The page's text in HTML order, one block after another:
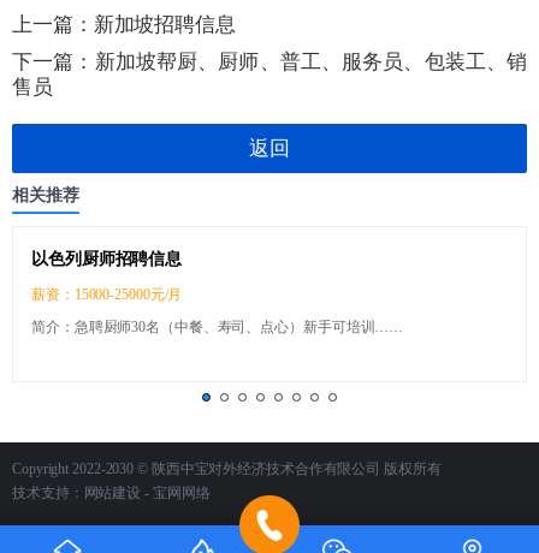
上一篇： 新加坡招聘信息
下一篇： 新加坡帮厨、厨师、普工、服务员、包装工、销
售员
返回
相关推荐
以色列厨师招聘信息
薪资：15000-25000元/月
简介：急聘厨师30名（中餐、寿司、点心）新手可培训……
Copyright 2022-2030 © 陕西中宝对外经济技术合作有限公司 版权所有
技术支持： 网站建设 - 宝网网络